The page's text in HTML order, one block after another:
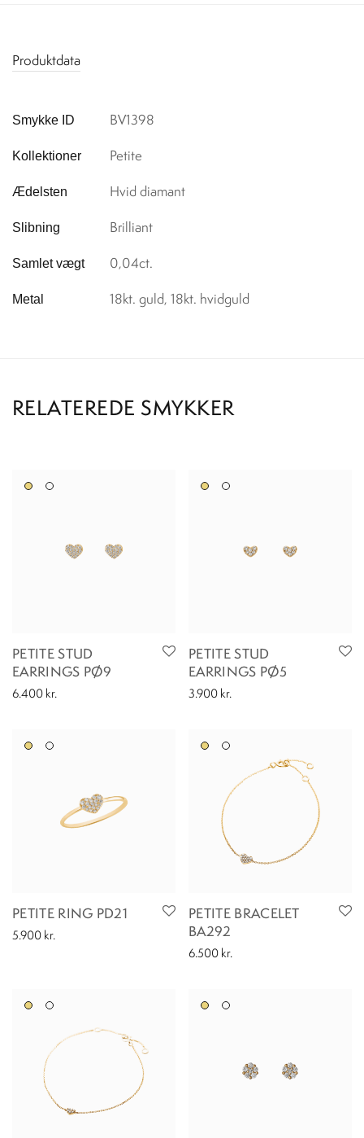
Produktdata
Smykke ID BV1398
Kollektioner Petite
Ædelsten Hvid diamant
Slibning Brilliant
Samlet vægt 0,04ct.
Metal 18kt. guld, 18kt. hvidguld
PETITE STUD
EARRINGS PØ9
6.400 kr.
PETITE STUD
EARRINGS PØ5
3.900 kr.
PETITE RING PD21
5.900 kr.
PETITE BRACELET
BA292
6.500 kr.